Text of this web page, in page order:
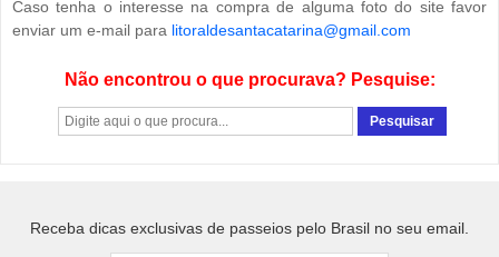
Caso tenha o interesse na compra de alguma foto do site favor
enviar um e-mail para litoraldesantacatarina@gmail.com
Não encontrou o que procurava? Pesquise:
Receba dicas exclusivas de passeios pelo Brasil no seu email.